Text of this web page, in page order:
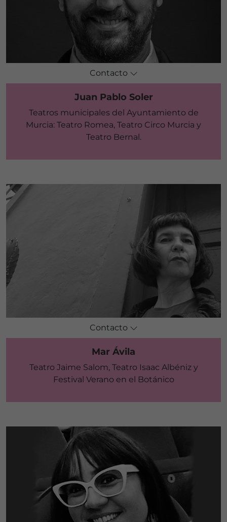
Contacto
Juan Pablo Soler
Teatros municipales del Ayuntamiento de
Murcia: Teatro Romea, Teatro Circo Murcia y
Teatro Bernal.
Contacto
Mar Ávila
Teatro Jaime Salom, Teatro Isaac Albéniz y
Festival Verano en el Botánico